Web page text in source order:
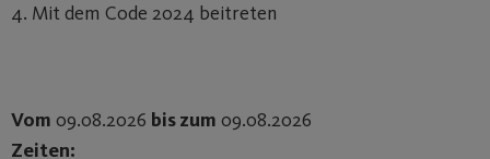
4. Mit dem Code 2024 beitreten
Vom 09.08.2026 bis zum 09.08.2026
Zeiten: